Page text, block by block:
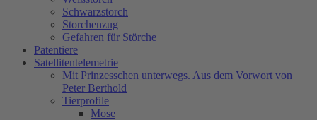
Schwarzstorch
Storchenzug
Gefahren für Störche
Patentiere
Satellitentelemetrie
Mit Prinzesschen unterwegs. Aus dem Vorwort von
Peter Berthold
Tierprofile
Mose